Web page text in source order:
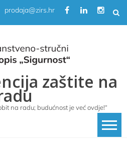
prodaja@zirs.hr
zaštite na
na radu; budućnost je već ovdje!“